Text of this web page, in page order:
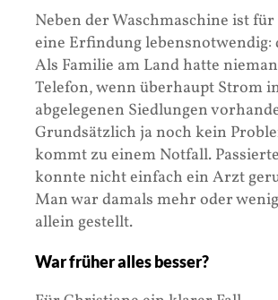
Neben der Waschmaschine ist
eine Erfindung lebensnotwendig:
Als Familie am Land hatte
Telefon, wenn überhaupt Strom
abgelegenen Siedlungen
Grundsätzlich ja noch kein
kommt zu einem Notfall.
konnte nicht einfach ein Arzt
Man war damals mehr oder
allein gestellt.
War früher alles besser?